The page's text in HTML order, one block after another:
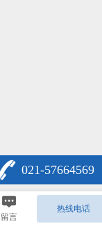
021-57664569
留言
热线电话